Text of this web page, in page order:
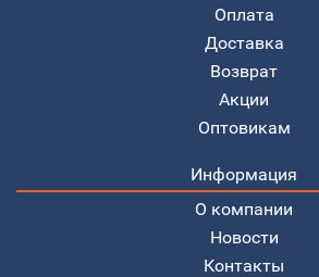
Оплата
Доставка
Возврат
Акции
Оптовикам
Информация
О компании
Новости
Контакты